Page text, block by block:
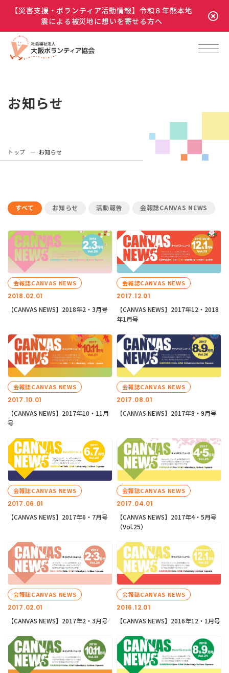
【災害支援・ボランティア活動情報】令和８年熊本地
震による被災地に想いを寄せる方へ
お知らせ
トップ お知らせ
すべて お知らせ 活動報告 会報誌CANVAS NEWS
2018.02.01
会報誌CANVAS NEWS
【CANVAS NEWS】2018年2・3月号
2017.12.01
会報誌CANVAS NEWS
【CANVAS NEWS】2017年12・2018
年1月号
2017.10.01
会報誌CANVAS NEWS
【CANVAS NEWS】2017年10・11月
号
2017.08.01
会報誌CANVAS NEWS
【CANVAS NEWS】2017年8・9月号
2017.06.01
会報誌CANVAS NEWS
【CANVAS NEWS】2017年6・7月号
2017.04.01
会報誌CANVAS NEWS
【CANVAS NEWS】2017年4・5月号
（Vol.25）
2017.02.01
会報誌CANVAS NEWS
【CANVAS NEWS】2017年2・3月号
2016.12.01
会報誌CANVAS NEWS
【CANVAS NEWS】2016年12・1月号